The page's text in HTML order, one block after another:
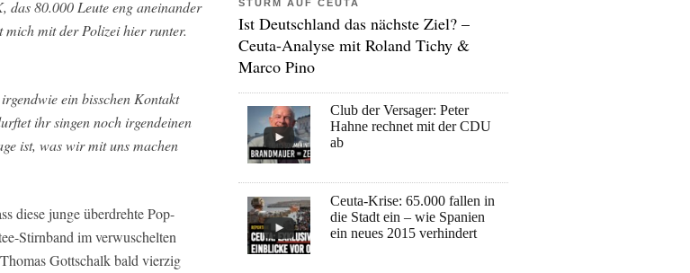
80.000 Leute eng aneinander
mich mit der Polizei hier runter.
ein bisschen Kontakt
ihr singen noch irgendeinen
ist, was wir mit uns machen
diese junge überdrehte Pop-
Stirnband im verwuschelten
Gottschalk bald vierzig
STURM AUF CEUTA
Ist Deutschland das nächste Ziel? –
Ceuta-Analyse mit Roland Tichy &
Marco Pino
Club der Versager: Peter
Hahne rechnet mit der CDU
ab
Ceuta-Krise: 65.000 fallen in
die Stadt ein – wie Spanien
ein neues 2015 verhindert